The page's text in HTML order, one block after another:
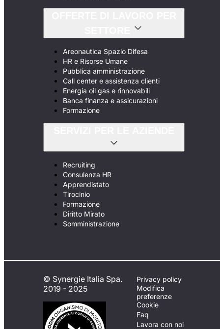
Areonautica Spazio Difesa
HR e Risorse Umane
Pubblica amministrazione
Call center e assistenza clienti
Energia oil gas e rinnovabili
Banca finanza e assicurazioni
Formazione
Recruiting
Consulenza HR
Apprendistato
Tirocinio
Formazione
Diritto Mirato
Somministrazione
© Synergie Italia Spa.
2019 - 2025
Privacy policy
Modifica
preferenze
Cookie
Faq
Lavora con noi